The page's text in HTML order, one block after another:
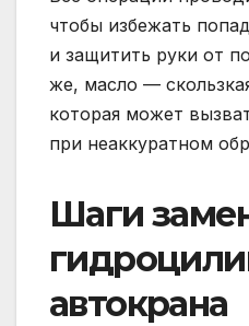
чтобы избежать
и защитить руки от
же, масло —
которая может
при неаккуратном
Шаги
автокрана